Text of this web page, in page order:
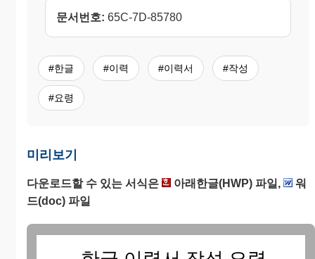
문서번호: 65C-7D-85780
#한글 #이력 #이력서 #작성
#요령
미리보기
다운로드할 수 있는 서식은 아래한글(HWP) 파일,
워
드(doc) 파일